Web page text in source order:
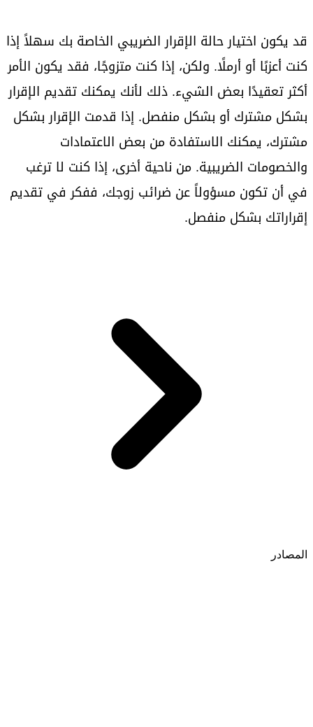
قد يكون اختيار حالة الإقرار الضريبي الخاصة بك سهلاً إذا
كنت أعزبًا أو أرملًا. ولكن، إذا كنت متزوجًا، فقد يكون الأمر
أكثر تعقيدًا بعض الشيء. ذلك لأنك يمكنك تقديم الإقرار
بشكل مشترك أو بشكل منفصل. إذا قدمت الإقرار بشكل
مشترك، يمكنك الاستفادة من بعض الاعتمادات
والخصومات الضريبية. من ناحية أخرى، إذا كنت لا ترغب
في أن تكون مسؤولاً عن ضرائب زوجك، ففكر في تقديم
إقراراتك بشكل منفصل.
المصادر